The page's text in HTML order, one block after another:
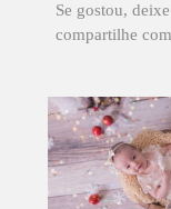
Se gostou,
compartilhe